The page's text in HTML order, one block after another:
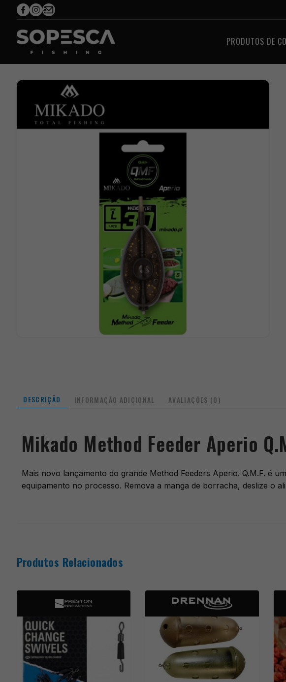
PRODUTOS DE
DESCRIÇÃO INFORMAÇÃO ADICIONAL AVALIAÇÕES (0)
Mikado Method Feeder Aperio
Mais novo lançamento do grande Method Feeders Aperio. Q.M.F. é
equipamento no processo. Remova a manga de borracha, deslize o
Produtos Relacionados